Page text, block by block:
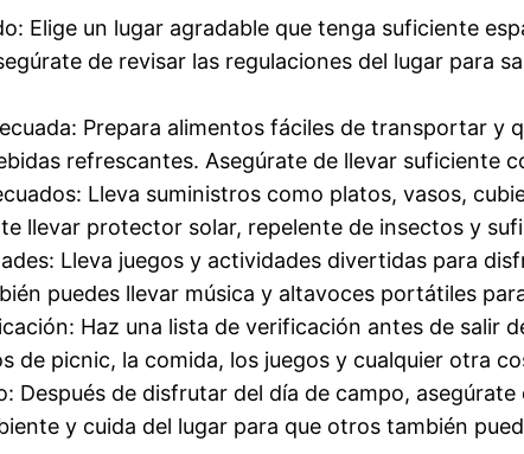
Elige un lugar agradable que tenga suficiente
de revisar las regulaciones del lugar para
Prepara alimentos fáciles de transportar y
refrescantes. Asegúrate de llevar suficiente
Lleva suministros como platos, vasos,
llevar protector solar, repelente de insectos y
Lleva juegos y actividades divertidas para
puedes llevar música y altavoces portátiles
Haz una lista de verificación antes de salir
de picnic, la comida, los juegos y cualquier otra
Después de disfrutar del día de campo,
y cuida del lugar para que otros también